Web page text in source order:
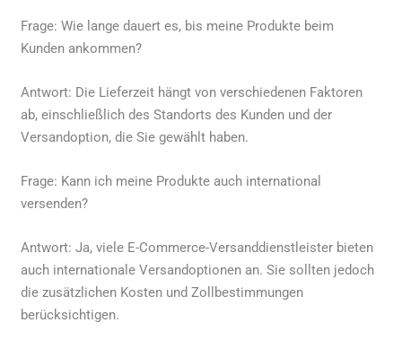
Frage: Wie lange dauert es, bis meine Produkte beim
Kunden ankommen?
Antwort: Die Lieferzeit hängt von verschiedenen Faktoren
ab, einschließlich des Standorts des Kunden und der
Versandoption, die Sie gewählt haben.
Frage: Kann ich meine Produkte auch international
versenden?
Antwort: Ja, viele E-Commerce-Versanddienstleister bieten
auch internationale Versandoptionen an. Sie sollten jedoch
die zusätzlichen Kosten und Zollbestimmungen
berücksichtigen.